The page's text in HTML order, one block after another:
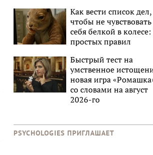
Как вести список дел,
чтобы не чувствовать
себя белкой в колесе:
простых правил
Быстрый тест на
умственное
новая игра
со словами на август
2026-го
PSYCHOLOGIES ПРИГЛАШАЕТ